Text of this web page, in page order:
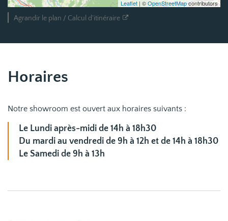
Leaflet | ©OpenStreetMapcontributors
Agrandir le plan / Calcul d'itinéraire
Horaires
Notre showroom est ouvert aux horaires suivants :
Le Lundi après-midi de 14h à 18h30
Du mardi au vendredi de 9h à 12h et de 14h à 18h30
Le Samedi de 9h à 13h